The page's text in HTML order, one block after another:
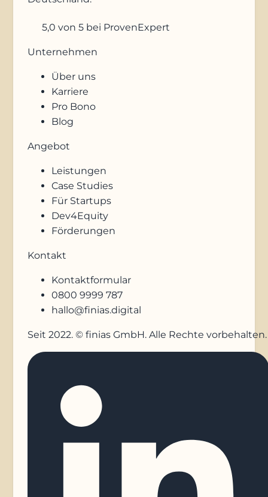
5,0 von 5 bei ProvenExpert
Unternehmen
Über uns
Karriere
Pro Bono
Blog
Angebot
Leistungen
Case Studies
Für Startups
Dev4Equity
Förderungen
Kontakt
Kontaktformular
0800 9999 787
hallo@finias.digital
Seit 2022. © finias GmbH. Alle Rechte vorbehalten.